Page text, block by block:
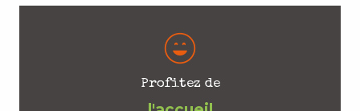
Profitez de